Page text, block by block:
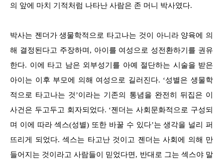
의 앞에 마치 기적처럼 나타난 사람은 존 머니 박사였다.
박사는 젠더가 생물학적으로 타고나는 것이 아니라 양육에 의
해 결정된다고 주장하며, 아이를 여성으로 성전환하기를 권유
한다. 이에 타고 남은 외부성기를 아예 절단하는 시술을 받은
아이는 이후 부모에 의해 여성으로 길러진다. ‘성별은 생물학
적으로 타고나는 것’이라는 기존의 통념을 완전히 뒤집은 이
사건은 두고두고 회자되었다. ‘젠더는 사회문화적으로 구성되
며 이에 따라 섹스(성별) 또한 바꿀 수 있다’는 생각을 널리 퍼
뜨리게 되었다. 섹스는 타고난 것이고 젠더는 사회에 의해 만
들어지는 것이라고 사람들이 믿었다면, 반대로 그는 섹스야 말